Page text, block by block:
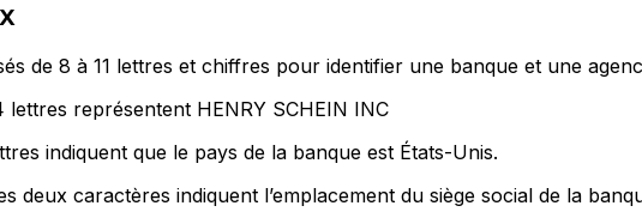
de 8 à 11 lettres et chiffres pour identifier une banque et une
lettres représentent HENRY SCHEIN INC
indiquent que le pays de la banque est États-Unis.
deux caractères indiquent l’emplacement du siège social de la